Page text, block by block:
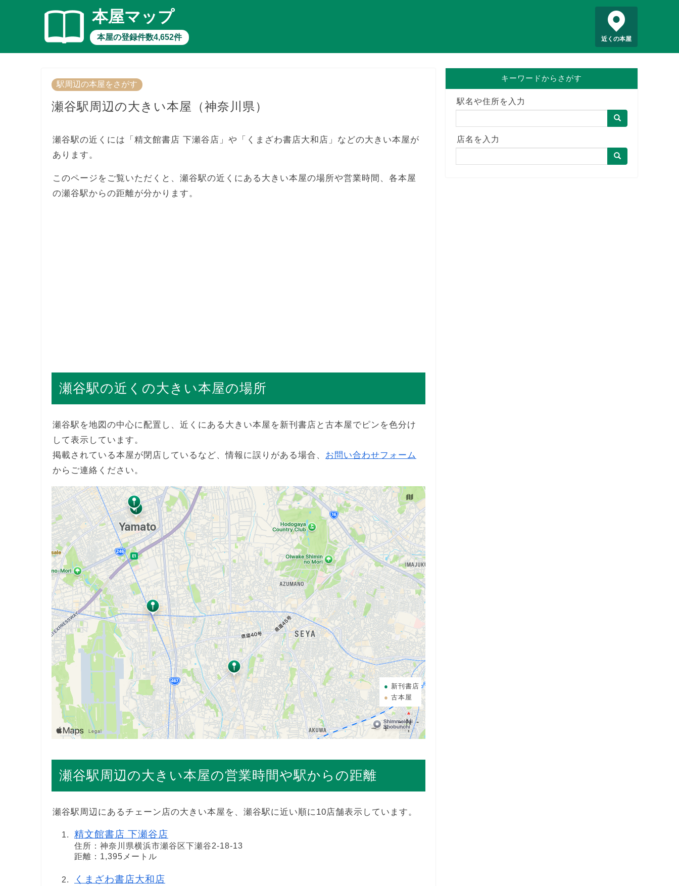
本屋マップ
本屋の登録件数4,652件 近くの本屋
駅周辺の本屋をさがす
瀬谷駅周辺の大きい本屋（神奈川県）
瀬谷駅の近くには「精文館書店 下瀬谷店」や「くまざわ書店大和店」などの大きい本屋が
あります。
このページをご覧いただくと、瀬谷駅の近くにある大きい本屋の場所や営業時間、各本屋
の瀬谷駅からの距離が分かります。
瀬谷駅の近くの大きい本屋の場所
瀬谷駅を地図の中心に配置し、近くにある大きい本屋を新刊書店と古本屋でピンを色分け
して表示しています。
掲載されている本屋が閉店しているなど、情報に誤りがある場合、 お問い合わせフォーム
からご連絡ください。
新刊書店
古本屋
瀬谷駅周辺の大きい本屋の営業時間や駅からの距離
瀬谷駅周辺にあるチェーン店の大きい本屋を、瀬谷駅に近い順に10店舗表示しています。
精文館書店 下瀬谷店
住所：神奈川県横浜市瀬谷区下瀬谷2-18-13
距離：1,395メートル
くまざわ書店大和店
キーワードからさがす
駅名や住所を入力
店名を入力